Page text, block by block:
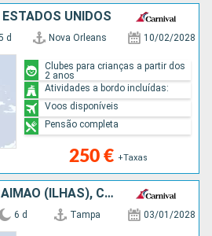
UNIDOS
d Nova Orleans 10/02/2028
250 € +Taxas
Clubes para crianças a partir dos
2 anos
Atividades a bordo incluídas:
Voos disponíveis
Pensão completa
ESTADOS UNIDOS, CAIMÃO (ILHAS), CARAIBAS - MEXICO
6 d Tampa 03/01/2028